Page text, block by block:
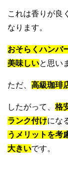
これは香りが良
なります。
おそらくハンバ
美味しいと思い
ただ、 高級珈琲
したがって、 格
ランク付けにな
うメリットを考
大きいです。